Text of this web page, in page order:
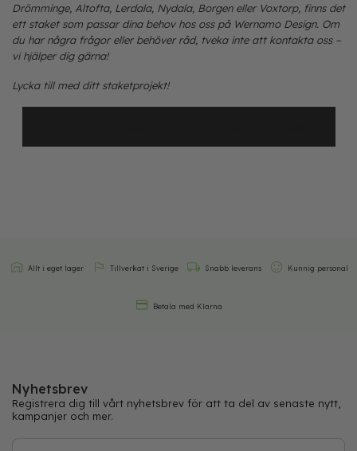
Drömminge, Altofta, Lerdala, Nydala, Borgen eller Voxtorp, finns det
ett staket som passar dina behov hos oss på Wernamo Design. Om
du har några frågor eller behöver råd, tveka inte att kontakta oss –
vi hjälper dig gärna!
Lycka till med ditt staketprojekt!
Allt i eget lager Tillverkat i Sverige Snabb leverans Kunnig personal
Betala med Klarna
Nyhetsbrev
Registrera dig till vårt nyhetsbrev för att ta del av senaste nytt,
kampanjer och mer.